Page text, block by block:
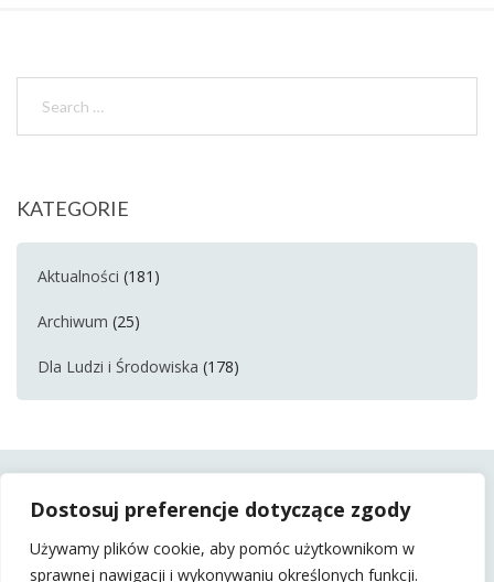
Dostosuj preferencje dotyczące zgody
Używamy plików cookie, aby pomóc użytkownikom w
sprawnej nawigacji i wykonywaniu określonych funkcji.
KATEGORIE
Aktualności (181)
Archiwum (25)
Dla Ludzi i Środowiska (178)